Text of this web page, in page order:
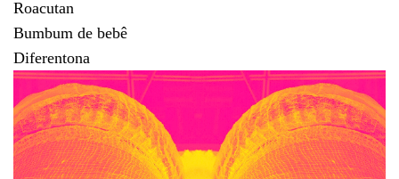
Roacutan
Bumbum de bebê
Diferentona